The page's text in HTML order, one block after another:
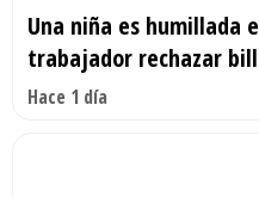
Una niña es humillada
trabajador rechazar
Hace 1 día